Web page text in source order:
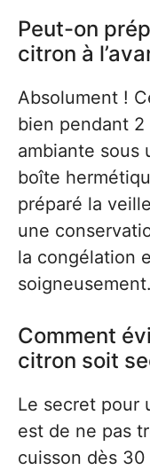
Peut-on
citron à
Absolument !
bien pendant
ambiante sous
boîte
préparé la
une
la congélation
soigneusement.
Comment
citron soit
Le secret pour
est de ne pas
cuisson dès